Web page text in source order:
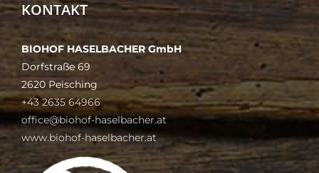
KONTAKT
BIOHOF HASELBACHER GmbH
Dorfstraße 69
2620 Peisching
+43 2635 64966
office@biohof-haselbacher.at
www.biohof-haselbacher.at